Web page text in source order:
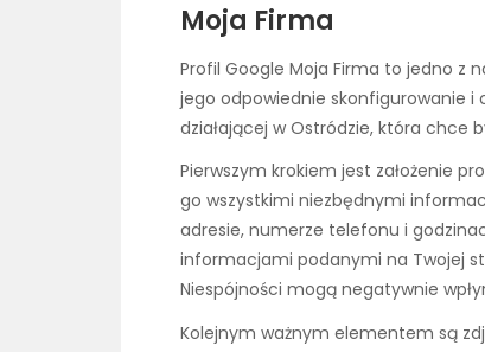
Moja Firma
Profil Google Moja Firma to jedno z
jego odpowiednie skonfigurowanie
działającej w Ostródzie, która chce
Pierwszym krokiem jest założenie
go wszystkimi niezbędnymi
adresie, numerze telefonu i
informacjami podanymi na Twojej
Niespójności mogą negatywnie
Kolejnym ważnym elementem są